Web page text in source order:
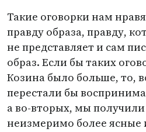
Такие оговорки нам
правду образа, правду,
не представляет и сам
образ. Если бы таких
Козина было больше, то,
перестали бы
а во-вторых, мы
неизмеримо более ясные